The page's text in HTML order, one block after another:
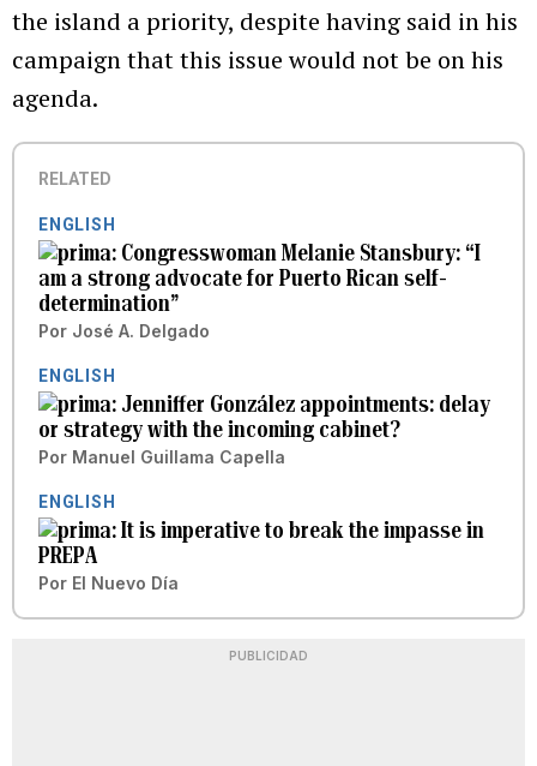
the island a priority, despite having said in his
campaign that this issue would not be on his
agenda.
RELATED
ENGLISH
Congresswoman Melanie Stansbury: “I
am a strong advocate for Puerto Rican self-
determination”
Por José A. Delgado
ENGLISH
Jenniffer González appointments: delay
or strategy with the incoming cabinet?
Por Manuel Guillama Capella
ENGLISH
It is imperative to break the impasse in
PREPA
Por El Nuevo Día
PUBLICIDAD